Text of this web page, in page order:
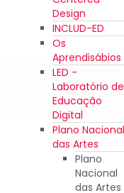
Design
INCLUD-ED
Os
Aprendisábios
LED -
Laboratório de
Educação
Digital
Plano Nacional
das Artes
Plano
Nacional
das Artes